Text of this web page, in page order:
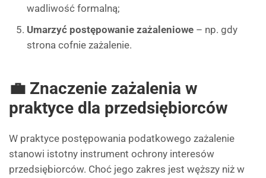
wadliwość formalną;
Umarzyć postępowanie zażaleniowe – np. gdy
strona cofnie zażalenie.
💼 Znaczenie zażalenia w
praktyce dla przedsiębiorców
W praktyce postępowania podatkowego zażalenie
stanowi istotny instrument ochrony interesów
przedsiębiorców. Choć jego zakres jest węższy niż w